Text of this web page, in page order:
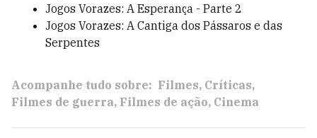
Jogos Vorazes: A Esperança - Parte 2
Jogos Vorazes: A Cantiga dos Pássaros e das
Serpentes
Acompanhe tudo sobre: Filmes Críticas
Filmes de guerra Filmes de ação Cinema